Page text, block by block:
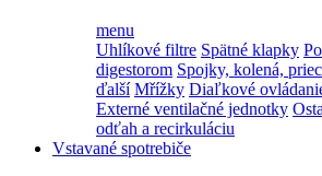
menu
Uhlíkové filtre Spätné klapky
digestorom Spojky, kolená,
ďalší Mřížky Diaľkové
Externé ventilačné jednotky
odťah a recirkuláciu
Vstavané spotrebiče